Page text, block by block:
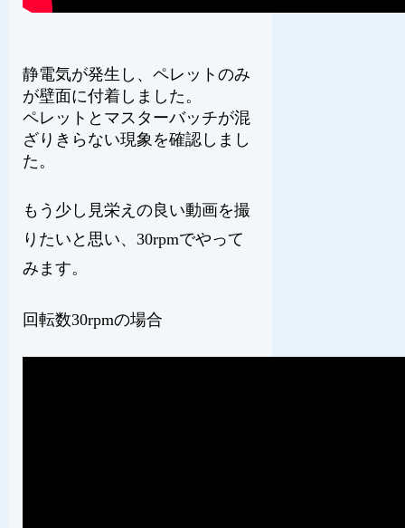
静電気が発生し、ペレットのみ
が壁面に付着しました。
ペレットとマスターバッチが混
ざりきらない現象を確認しまし
た。
もう少し見栄えの良い動画を撮
りたいと思い、30rpmでやって
みます。
回転数30rpmの場合